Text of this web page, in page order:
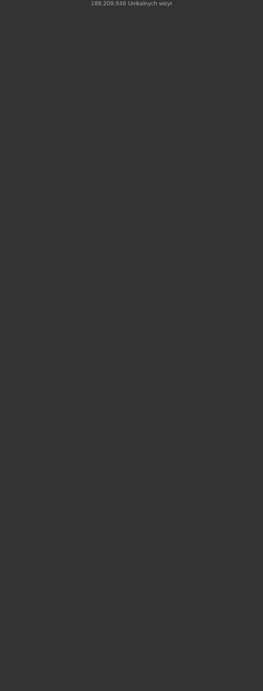
188,209,646 Unikalnych wizyt